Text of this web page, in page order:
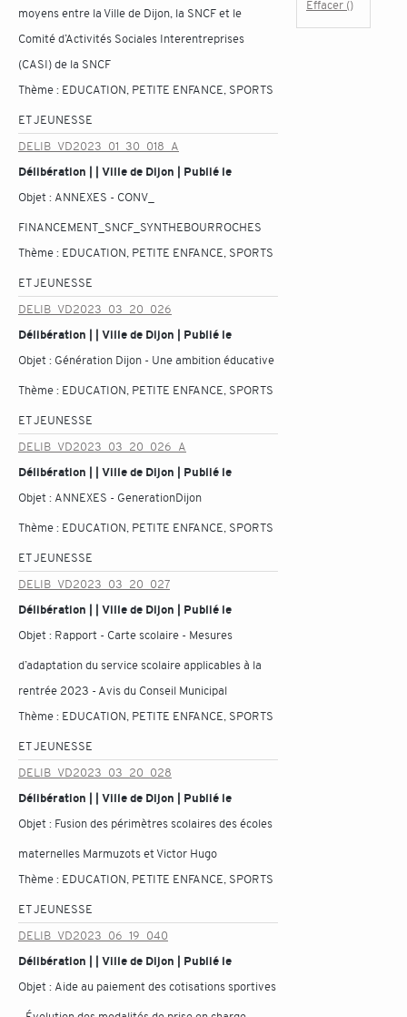
moyens entre la Ville de Dijon, la SNCF et le
Comité d’Activités Sociales Interentreprises
(CASI) de la SNCF
Thème : EDUCATION, PETITE ENFANCE, SPORTS
ET JEUNESSE
DELIB_VD2023_01_30_018_A
Délibération | | Ville de Dijon | Publié le
Objet : ANNEXES - CONV_
FINANCEMENT_SNCF_SYNTHEBOURROCHES
Thème : EDUCATION, PETITE ENFANCE, SPORTS
ET JEUNESSE
DELIB_VD2023_03_20_026
Délibération | | Ville de Dijon | Publié le
Objet : Génération Dijon - Une ambition éducative
Thème : EDUCATION, PETITE ENFANCE, SPORTS
ET JEUNESSE
DELIB_VD2023_03_20_026_A
Délibération | | Ville de Dijon | Publié le
Objet : ANNEXES - GenerationDijon
Thème : EDUCATION, PETITE ENFANCE, SPORTS
ET JEUNESSE
DELIB_VD2023_03_20_027
Délibération | | Ville de Dijon | Publié le
Objet : Rapport - Carte scolaire - Mesures
d’adaptation du service scolaire applicables à la
rentrée 2023 - Avis du Conseil Municipal
Thème : EDUCATION, PETITE ENFANCE, SPORTS
ET JEUNESSE
DELIB_VD2023_03_20_028
Délibération | | Ville de Dijon | Publié le
Objet : Fusion des périmètres scolaires des écoles
maternelles Marmuzots et Victor Hugo
Thème : EDUCATION, PETITE ENFANCE, SPORTS
ET JEUNESSE
DELIB_VD2023_06_19_040
Délibération | | Ville de Dijon | Publié le
Objet : Aide au paiement des cotisations sportives
Effacer ()